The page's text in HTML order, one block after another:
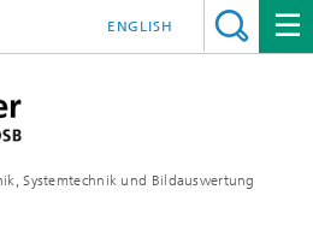
Systemtechnik und Bildauswertung
ENGLISH